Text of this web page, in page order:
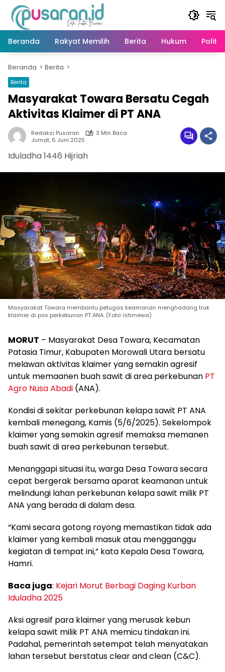
Langsung
konten
Beranda
Rakyat Memilih Berita Hukum Politik
Beranda Berita
Berita
Masyarakat Towara Bersatu Cegah
Aktivitas Klaimer di PT ANA
Redaksi Pusaran
3 Min Baca
Jumat, 6 Juni 2025
Iduladha 1446 Hijriah
Masyarakat Towara membantu petugas keamanan menghadang truk
klaimer di pos perkebunan PT ANA. (Foto: Istimewa)
MORUT – Masyarakat Desa Towara, Kecamatan
Patasia Timur, Kabupaten Morowali Utara bersatu
melawan aktivitas klaimer yang semakin agresif
untuk memaanen buah sawit di area perkebunan PT
Agro Nusa Abadi (ANA).
Kondisi di sekitar perkebunan kelapa sawit PT ANA
kembali menegang, Kamis (5/6/2025). Sekelompok
klaimer yang semakin agresif memaksa memanen
buah sawit di area perkebunan tersebut.
Menanggapi situasi itu, warga Desa Towara secara
cepat bergerak bersama aparat keamanan untuk
melindungi lahan perkebunan kelapa sawit milik PT
ANA yang berada di dalam desa.
“Kami secara gotong royong memastikan tidak ada
klaimer yang kembali masuk atau mengganggu
kegiatan di tempat ini,” kata Kepala Desa Towara,
Hamri.
Baca juga: Kejari Morut Berbagi Daging Kurban
Iduladha 2025
Aksi agresif para klaimer yang merusak kebun
kelapa sawit milik PT ANA memicu tindakan ini.
Padahal, pemerintah setempat telah menyatakan
lahan tersebut berstatus clear and clean (C&C).